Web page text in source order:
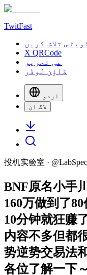
TwitFast
تلاش کریں
X QRCode
عی تحریر
ڈاؤن لوڈر
اردو
لاگ ان
投机实验室 · @
BNF原名小手
160万做到了
10分钟就狂赚
内容不多但都
势逆势交易法
各位了解一下～